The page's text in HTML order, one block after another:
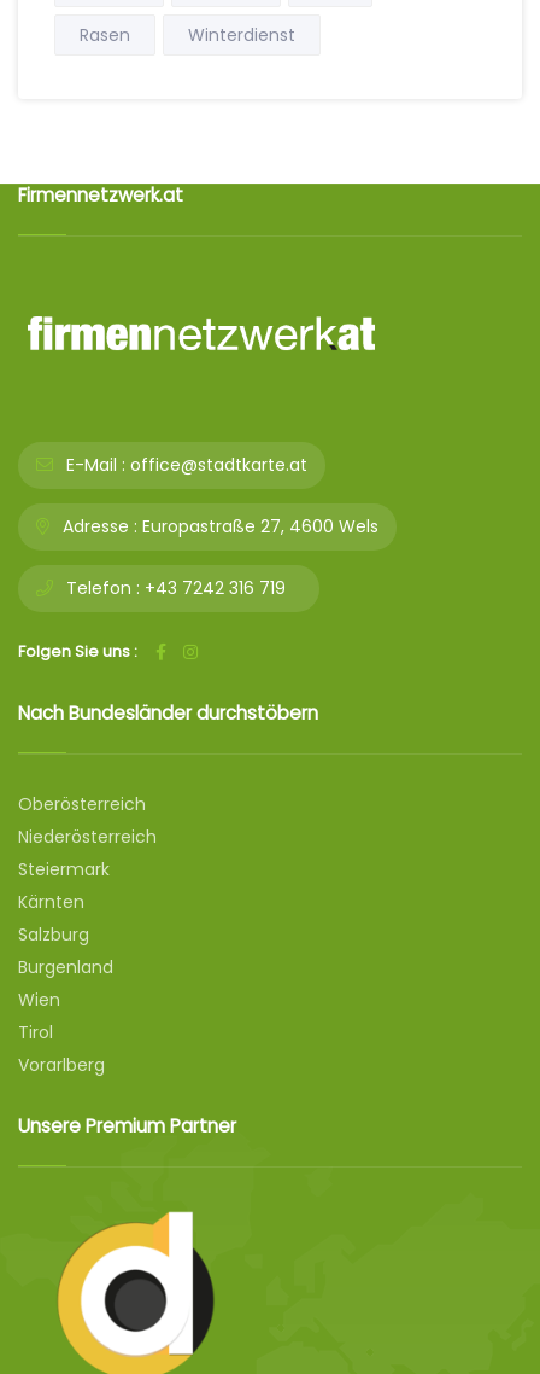
Rasen
Winterdienst
Firmennetzwerk.at
E-Mail : office@stadtkarte.at
Adresse : Europastraße 27, 4600 Wels
Telefon : +43 7242 316 719
Folgen Sie uns :
Nach Bundesländer durchstöbern
Oberösterreich
Niederösterreich
Steiermark
Kärnten
Salzburg
Burgenland
Wien
Tirol
Vorarlberg
Unsere Premium Partner